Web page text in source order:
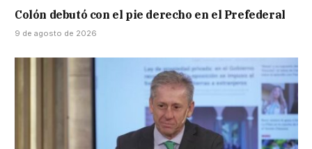
Colón debutó con el pie derecho en el Prefederal
9 de agosto de 2026